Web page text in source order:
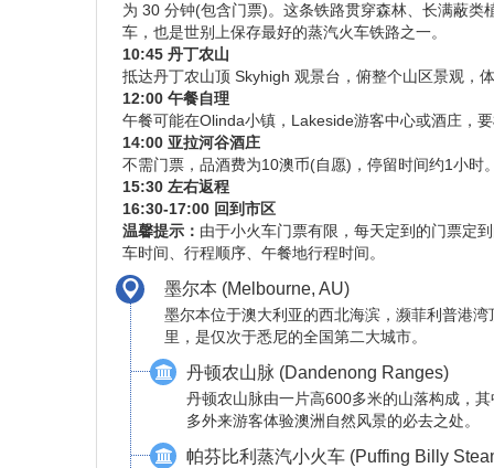
为 30 分钟(包含门票)。这条铁路贯穿森林、长满蔽
车，也是世别上保存最好的蒸汽火车铁路之一。
10:45 丹丁农山
抵达丹丁农山顶 Skyhigh 观景台，俯整个山区景观，
12:00 午餐自理
午餐可能在Olinda小镇，Lakeside游客中心或酒庄，
14:00 亚拉河谷酒庄
不需门票，品酒费为10澳币(自愿)，停留时间约1小时
15:30 左右返程
16:30-17:00 回到市区
温馨提示： 由于小火车门票有限，每天定到的门票定
车时间、行程顺序、午餐地行程时间。
墨尔本 (Melbourne, AU)
墨尔本位于澳大利亚的西北海滨，濒菲利普港
里，是仅次于悉尼的全国第二大城市。
丹顿农山脉 (Dandenong Ranges)
丹顿农山脉由一片高600多米的山落构成，
多外来游客体验澳洲自然风景的必去之处。
帕芬比利蒸汽小火车 (Puffing Billy